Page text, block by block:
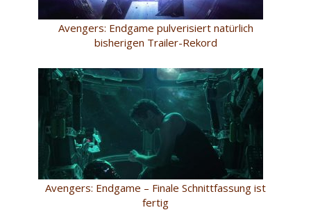
Avengers: Endgame pulverisiert natürlich
bisherigen Trailer-Rekord
Avengers: Endgame – Finale Schnittfassung ist
fertig